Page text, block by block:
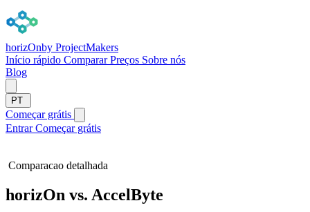
horizOnby ProjectMakers
Início rápido CompararPreços Sobre nós
Blog
PT
Começar grátis
EntrarComeçar grátis
Comparacao detalhada
horizOn vs. AccelByte